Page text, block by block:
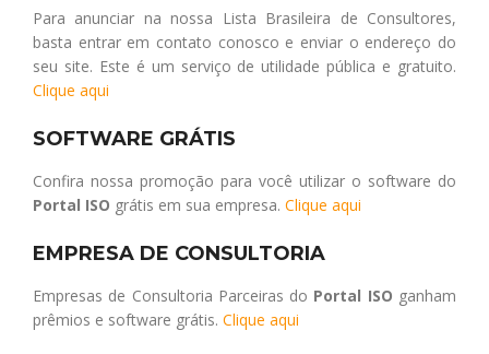
Para anunciar na nossa Lista Brasileira de Consultores,
basta entrar em contato conosco e enviar o endereço do
seu site. Este é um serviço de utilidade pública e gratuito.
Clique aqui
SOFTWARE GRÁTIS
Confira nossa promoção para você utilizar o software do
Portal ISO grátis em sua empresa. Clique aqui
EMPRESA DE CONSULTORIA
Empresas de Consultoria Parceiras do Portal ISO ganham
prêmios e software grátis. Clique aqui